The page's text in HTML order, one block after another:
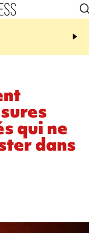
10:33
l’enfance - une
qui ne
dans